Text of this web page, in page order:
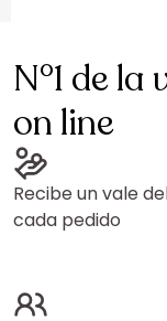
N°1 de
on line
Recibe un vale
cada pedido